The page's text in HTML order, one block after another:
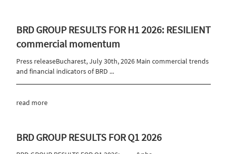
BRD GROUP RESULTS FOR H1 2026: RESILIENT
commercial momentum
Press releaseBucharest, July 30th, 2026 Main commercial trends
and financial indicators of BRD ...
read more
BRD GROUP RESULTS FOR Q1 2026